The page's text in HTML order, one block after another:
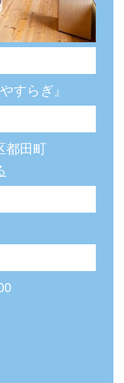
すらぎ』
都田町